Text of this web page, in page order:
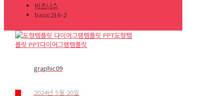
비즈니스
basic216-2
graphic09
2024년 5월 20일